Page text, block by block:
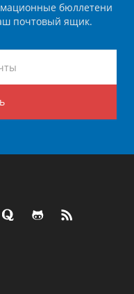
бюллетени
почтовый ящик.